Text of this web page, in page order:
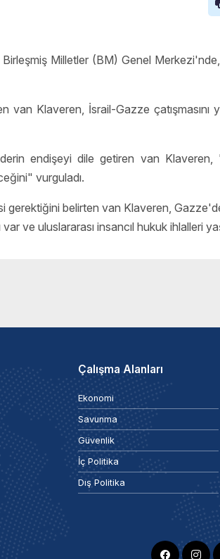
Milletler (BM) Genel
van Klaveren, İsrail-Gazze çatışmasını
endişeyi dile getiren van Klaveren,
vurguladı.
belirten van Klaveren,
ve uluslararası insancıl hukuk ihlalleri
Çalışma Alanları
Ekonomi
Savunma
Güvenlik
İç Politika
Dış Politika